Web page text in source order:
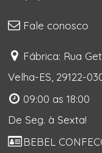
Fale conosco
Fábrica: Rua
Velha-ES, 29122-
09:00 as 18:00
De Seg. à Sexta!
BEBEL